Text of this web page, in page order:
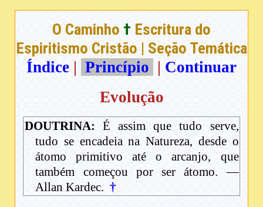
O Caminho † Escritura do
Espiritismo Cristão | Seção Temática
Índice | Princípio | Continuar
Evolução
DOUTRINA: É assim que tudo serve,
tudo se encadeia na Natureza, desde o
átomo primitivo até o arcanjo, que
também começou por ser átomo. —
Allan Kardec. †